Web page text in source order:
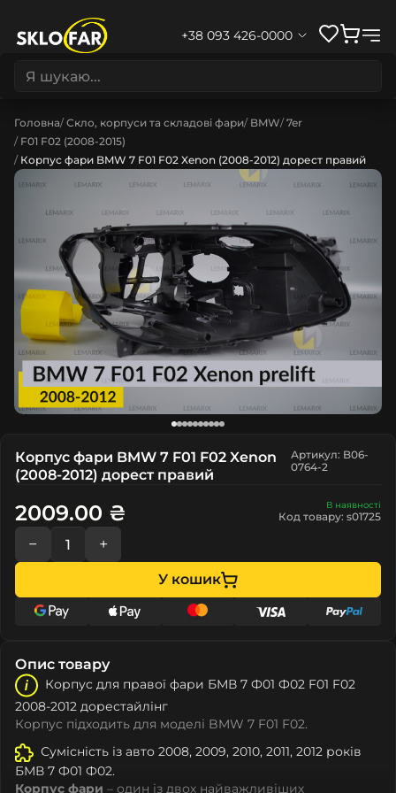
+38 093 426-0000
Головна Скло, корпуси та складові фари BMW 7er
F01 F02 (2008-2015)
Корпус фари BMW 7 F01 F02 Xenon (2008-2012) дорест правий
Корпус фари BMW 7 F01 F02 Xenon
(2008-2012) дорест правий
Артикул: B06-
0764-2
В наявності
Код товару: s01725
2009.00 ₴
− +
У кошик
Опис товару
Корпус для правої фари БМВ 7 Ф01 Ф02 F01 F02
2008-2012 дорестайлінг
Корпус підходить для моделі BMW 7 F01 F02.
Сумісність із авто 2008, 2009, 2010, 2011, 2012 років
БМВ 7 Ф01 Ф02.
Корпус фари – один із двох найважливіших